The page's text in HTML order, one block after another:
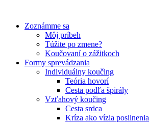
obsah
Zoznámme sa
Môj príbeh
Túžite po zmene?
Koučovaní o zážitkoch
Formy sprevádzania
Individuálny koučing
Teória hovorí
Cesta podľa špirály
Vzťahový koučing
Cesta srdca
Kríza ako vízia posilnenia